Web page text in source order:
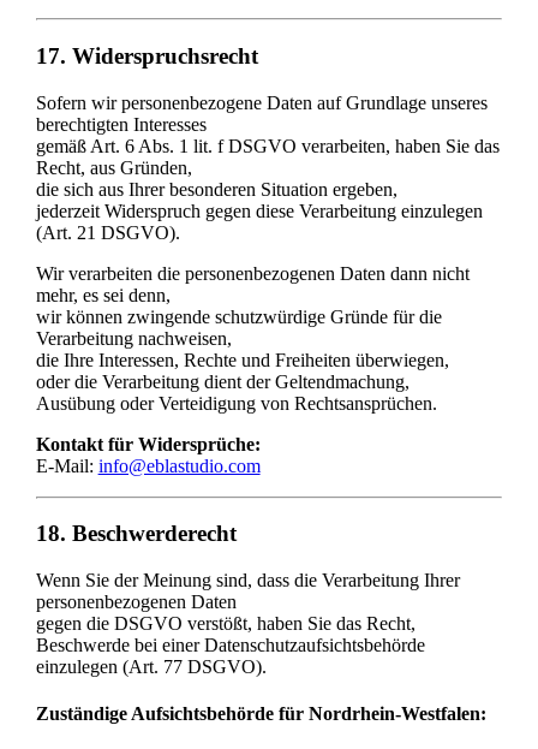
17. Widerspruchsrecht
Sofern wir personenbezogene Daten auf Grundlage unseres
berechtigten Interesses
gemäß Art. 6 Abs. 1 lit. f DSGVO verarbeiten, haben Sie das
Recht, aus Gründen,
die sich aus Ihrer besonderen Situation ergeben,
jederzeit Widerspruch gegen diese Verarbeitung einzulegen
(Art. 21 DSGVO).
Wir verarbeiten die personenbezogenen Daten dann nicht
mehr, es sei denn,
wir können zwingende schutzwürdige Gründe für die
Verarbeitung nachweisen,
die Ihre Interessen, Rechte und Freiheiten überwiegen,
oder die Verarbeitung dient der Geltendmachung,
Ausübung oder Verteidigung von Rechtsansprüchen.
Kontakt für Widersprüche:
E-Mail: info@eblastudio.com
18. Beschwerderecht
Wenn Sie der Meinung sind, dass die Verarbeitung Ihrer
personenbezogenen Daten
gegen die DSGVO verstößt, haben Sie das Recht,
Beschwerde bei einer Datenschutzaufsichtsbehörde
einzulegen (Art. 77 DSGVO).
Zuständige Aufsichtsbehörde für Nordrhein-Westfalen: